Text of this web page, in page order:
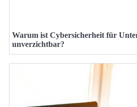
Warum ist Cybersicherheit für
unverzichtbar?